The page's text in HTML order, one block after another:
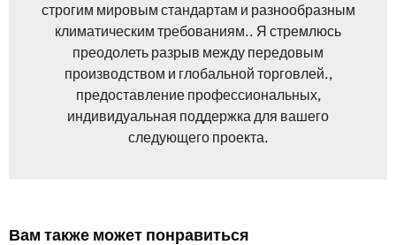
строгим мировым стандартам и разнообразным
климатическим требованиям.. Я стремлюсь
преодолеть разрыв между передовым
производством и глобальной торговлей.,
предоставление профессиональных,
индивидуальная поддержка для вашего
следующего проекта.
Вам также может понравиться